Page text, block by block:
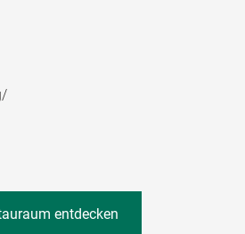
entdecken